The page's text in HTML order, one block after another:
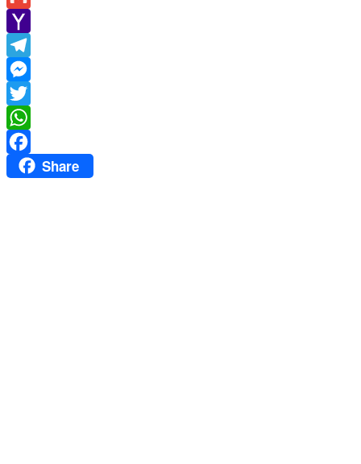
Gmail
Yahoo
Mail
Telegram
Messenger
Twitter
WhatsApp
FacebookShare